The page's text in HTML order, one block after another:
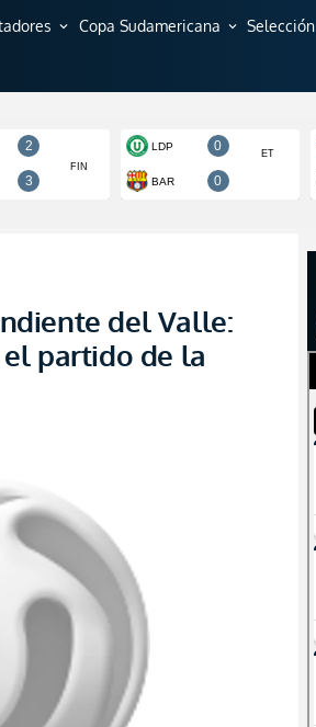
expand_more Copa Sudamericana expand_more Selección
del Valle:
el partido de la